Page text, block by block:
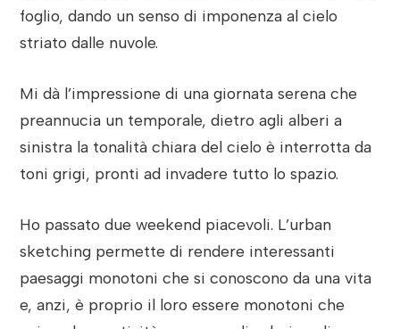
foglio, dando un senso di imponenza al cielo
striato dalle nuvole.
Mi dà l’impressione di una giornata serena che
preannucia un temporale, dietro agli alberi a
sinistra la tonalità chiara del cielo è interrotta da
toni grigi, pronti ad invadere tutto lo spazio.
Ho passato due weekend piacevoli. L’urban
sketching permette di rendere interessanti
paesaggi monotoni che si conoscono da una vita
e, anzi, è proprio il loro essere monotoni che